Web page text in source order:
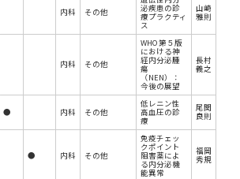
内科 その他 泌疾患の診
療プラクティ
ス
山崎
雅則
内科 その他
WHO 第５版
における神
経内分泌腫
瘍
（NEN）：
今後の展望
長村
義之
● 内科 その他
低レニン性
高血圧の診
療
尾関
良則
● 内科 その他
免疫チェッ
クポイント
阻害薬によ
る内分泌機
能異常
福岡
秀規